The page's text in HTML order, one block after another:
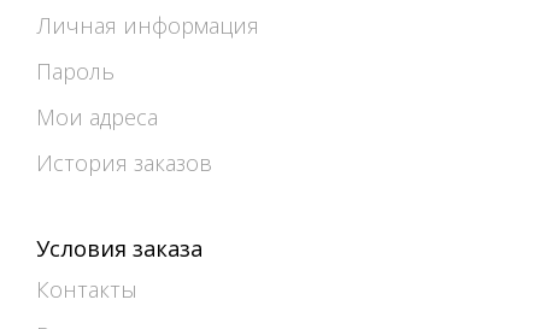
Личная информация
Пароль
Мои адреса
История заказов
Условия заказа
Контакты